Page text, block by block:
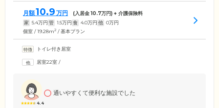
月額10.9 万円 (入居金10.7万円) + 介護保険料
家 5.4万円 管 1.5万円 食 4.0万円 他 0万円
個室 / 19.28m2 / 基本プラン
トイレ付き居室
居室22室 /
4.4
通いやすくて便利な施設でした